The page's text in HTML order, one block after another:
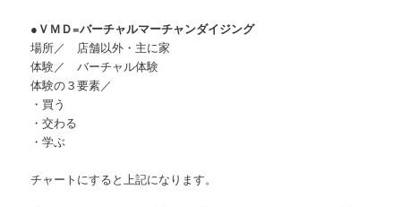
●ＶＭＤ=バーチャルマーチャンダイジング
場所／ 店舗以外・主に家
体験／ バーチャル体験
体験の３要素／
・買う
・交わる
・学ぶ
チャートにすると上記になります。